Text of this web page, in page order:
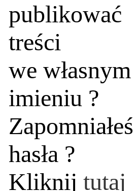
publikować
treści
we własnym
imieniu ?
Zapomniałeś
hasła ?
Kliknij tutaj